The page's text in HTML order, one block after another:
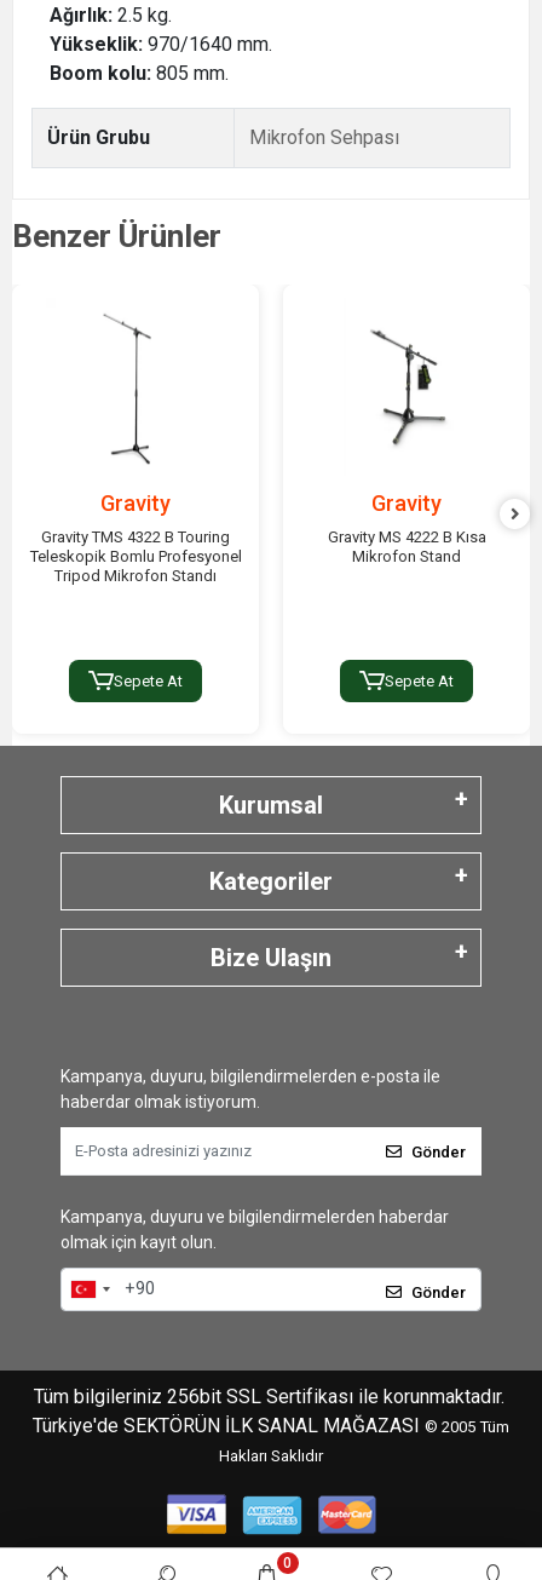
Ağırlık: 2.5 kg.
Yükseklik: 970/1640 mm.
Boom kolu: 805 mm.
Ürün Grubu Mikrofon Sehpası
Benzer Ürünler
Gravity
Gravity TMS 4322 B Touring
Teleskopik Bomlu Profesyonel
Tripod Mikrofon Standı
Sepete At
Gravity
Gravity MS 4222 B Kısa
Mikrofon Stand
Sepete At
Kurumsal
Kategoriler
Bize Ulaşın
Kampanya, duyuru, bilgilendirmelerden e-posta ile
haberdar olmak istiyorum.
Gönder
Kampanya, duyuru ve bilgilendirmelerden haberdar
olmak için kayıt olun.
Gönder
Tüm bilgileriniz 256bit SSL Sertifikası ile korunmaktadır.
Türkiye'de SEKTÖRÜN İLK SANAL MAĞAZASI © 2005 Tüm
Hakları Saklıdır
0